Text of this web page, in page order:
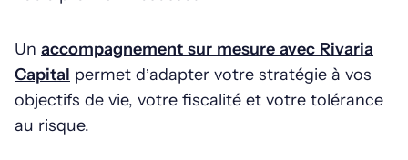
Un accompagnement sur mesure avec Rivaria
Capital permet d’adapter votre stratégie à vos
objectifs de vie, votre fiscalité et votre tolérance
au risque.